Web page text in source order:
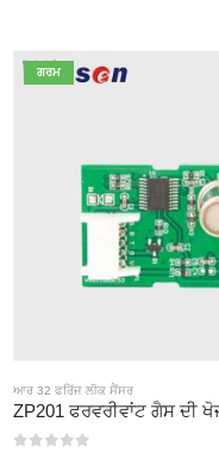
,R410A ਫਰਿੱਜ ਫਰਿੱਜ INGE ਸੈਂਸਰ
ਗਰਮ
ਆਰ 32 ਫਰਿੱਜ ਲੀਕ ਸੈਂਸਰ